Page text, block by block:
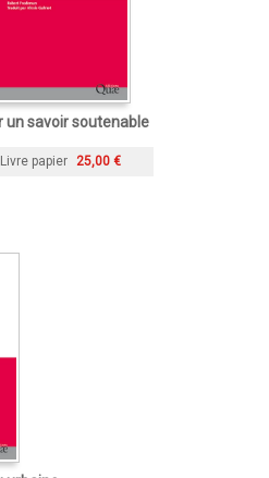
un savoir soutenable
Livre papier 25,00 €